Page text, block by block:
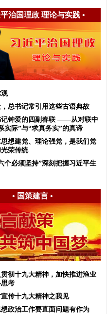
治国理政 理论与实践•
总书记常引用这些古语典故
记钟爱的四副春联 ——从对联中
实际”与“求真务实”的真谛
想建党、理论强党，是我们党
荣传统
个必须坚持”深刻把握习近平生
• 国策建言•
彻十九大精神，加快推进渔业
考
传十九大精神之我见
政治工作要直面问题有作为